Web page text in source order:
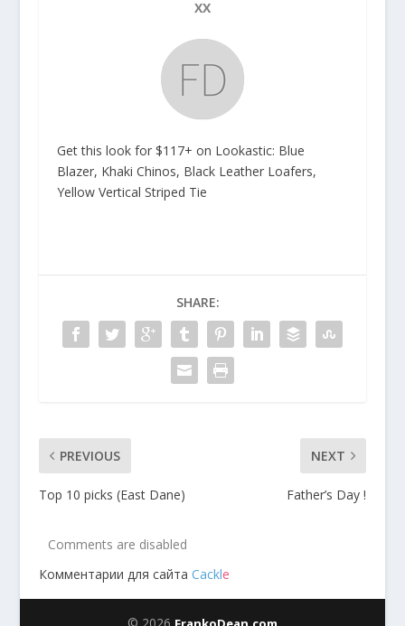
XX
Get this look for $117+ on Lookastic: Blue
Blazer, Khaki Chinos, Black Leather Loafers,
Yellow Vertical Striped Tie
SHARE:
PREVIOUS
Top 10 picks (East Dane)
NEXT
Father’s Day !
Comments are disabled
Комментарии для сайта Cackle